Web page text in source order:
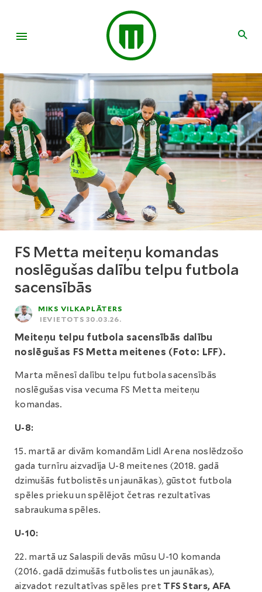
FS Metta meiteņu komandas
noslēgušas dalību telpu futbola
sacensībās
MIKS VILKAPLĀTERS
IEVIETOTS 30.03.26.
Meiteņu telpu futbola sacensībās dalību
noslēgušas FS Metta meitenes (Foto: LFF).
Marta mēnesī dalību telpu futbola sacensībās
noslēgušas visa vecuma FS Metta meiteņu
komandas.
U-8:
15. martā ar divām komandām Lidl Arena noslēdzošo
gada turnīru aizvadīja U-8 meitenes (2018. gadā
dzimušās futbolistēs un jaunākas), gūstot futbola
spēles prieku un spēlējot četras rezultatīvas
sabraukuma spēles.
U-10:
22. martā uz Salaspili devās mūsu U-10 komanda
(2016. gadā dzimušās futbolistes un jaunākas),
aizvadot rezultatīvas spēles pret TFS Stars, AFA